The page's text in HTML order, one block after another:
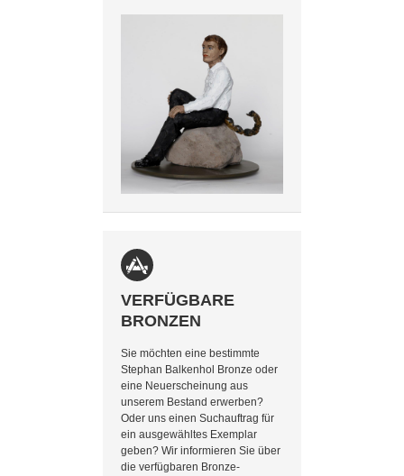
VERFÜGBARE
BRONZEN
Sie möchten eine bestimmte
Stephan Balkenhol Bronze oder
eine Neuerscheinung aus
unserem Bestand erwerben?
Oder uns einen Suchauftrag für
ein ausgewähltes Exemplar
geben? Wir informieren Sie über
die verfügbaren Bronze-